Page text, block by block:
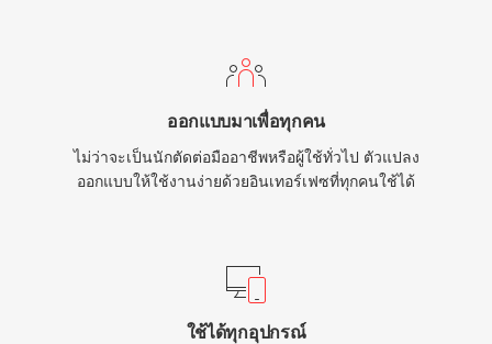
ออกแบบมาเพื่อทุกคน
ไม่ว่าจะเป็นนักตัดต่อมืออาชีพหรือผู้ใช้ทั่วไป ตัวแปลง
ออกแบบให้ใช้งานง่ายด้วยอินเทอร์เฟซที่ทุกคนใช้ได้
ใช้ได้ทุกอุปกรณ์